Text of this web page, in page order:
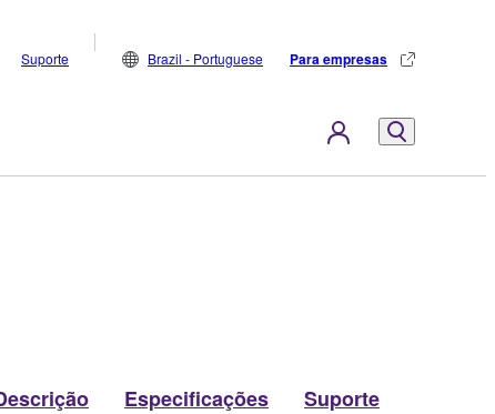
Suporte Brazil - Portuguese Para empresas
Especificações Suporte